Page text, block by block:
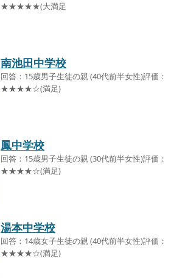
★★★★★(大満足
南池田中学校
回答：15歳男子生徒の親 (40代前半女性)評価：
★★★★☆(満足)
鳳中学校
回答：15歳男子生徒の親 (30代前半女性)評価：
★★★★☆(満足)
湯本中学校
回答：14歳女子生徒の親 (40代前半女性)評価：
★★★★☆(満足)